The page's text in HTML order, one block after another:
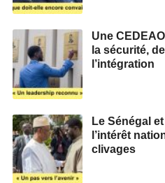
Une
la sécurité,
l’intégration
Le Sénégal et
l’intérêt
clivages